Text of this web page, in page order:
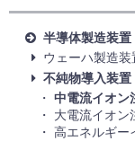
半導体製造装
ウェーハ製造装
不純物導入装置
中電流イオン
大電流イオン
高エネルギー